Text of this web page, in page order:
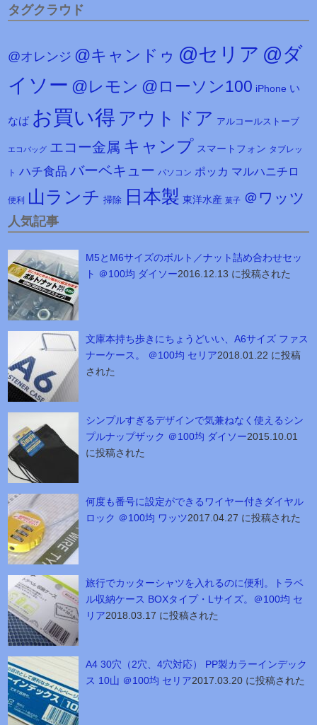
タグクラウド
@オレンジ @キャンドゥ @セリア @ダ
イソー @レモン @ローソン100 iPhone い
なば お買い得 アウトドア アルコールストーブ
エコバッグ エコー金属 キャンプ スマートフォン タブレッ
ト ハチ食品 バーベキュー パソコン ポッカ マルハニチロ
便利 山ランチ 掃除 日本製 東洋水産 菓子 ＠ワッツ
人気記事
M5とM6サイズのボルト／ナット詰め合わせセッ
ト ＠100均 ダイソー2016.12.13 に投稿された
文庫本持ち歩きにちょうどいい、A6サイズ ファス
ナーケース。 ＠100均 セリア2018.01.22 に投稿
された
シンプルすぎるデザインで気兼ねなく使えるシン
プルナップザック ＠100均 ダイソー2015.10.01
に投稿された
何度も番号に設定ができるワイヤー付きダイヤル
ロック ＠100均 ワッツ2017.04.27 に投稿された
旅行でカッターシャツを入れるのに便利。トラベ
ル収納ケース BOXタイプ・Lサイズ。＠100均 セ
リア2018.03.17 に投稿された
A4 30穴（2穴、4穴対応） PP製カラーインデック
ス 10山 ＠100均 セリア2017.03.20 に投稿された